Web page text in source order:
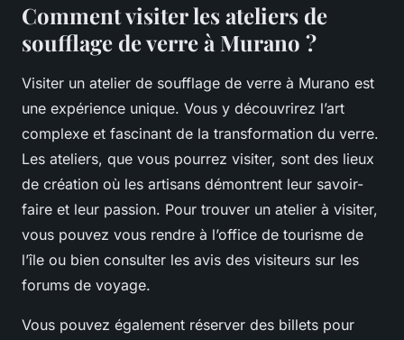
Comment visiter les ateliers de
soufflage de verre à Murano ?
Visiter un atelier de soufflage de verre à Murano est
une expérience unique. Vous y découvrirez l’art
complexe et fascinant de la transformation du verre.
Les ateliers, que vous pourrez visiter, sont des lieux
de création où les artisans démontrent leur savoir-
faire et leur passion. Pour trouver un atelier à visiter,
vous pouvez vous rendre à l’office de tourisme de
l’île ou bien consulter les avis des visiteurs sur les
forums de voyage.
Vous pouvez également réserver des billets pour